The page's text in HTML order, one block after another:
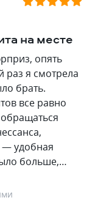
на месте
опять
раз я смотрела
брать.
все равно
— удобная
больше,…